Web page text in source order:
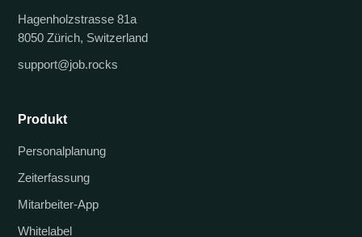
Hagenholzstrasse 81a
8050 Zürich, Switzerland
support@job.rocks
Produkt
Personalplanung
Zeiterfassung
Mitarbeiter-App
Whitelabel